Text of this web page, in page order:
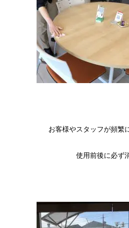
お客様やスタッフが頻繁
使用前後に必ず